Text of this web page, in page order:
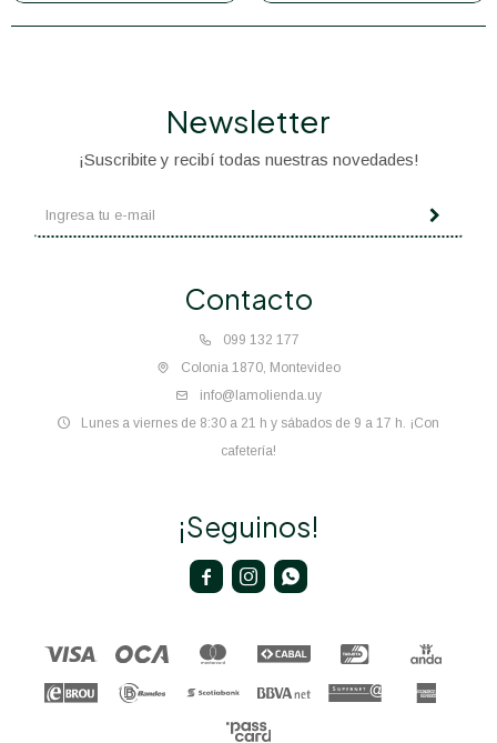
Contacto
099 132 177
Colonia 1870, Montevideo
info@lamolienda.uy
Lunes a viernes de 8:30 a 21 h y sábados de 9 a 17 h. ¡Con
cafetería!
Newsletter
¡Suscribite y recibí todas nuestras novedades!
¡Seguinos!
  